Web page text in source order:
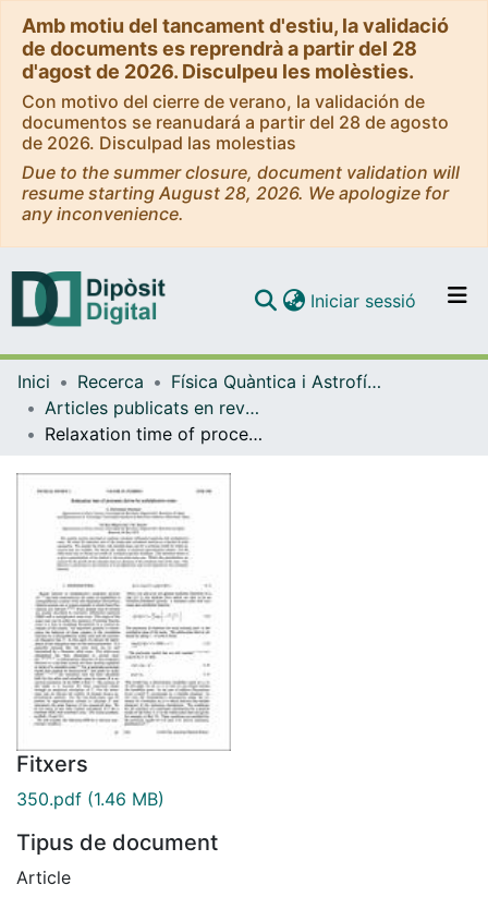
Amb motiu del tancament d'estiu, la validació
de documents es reprendrà a partir del 28
d'agost de 2026. Disculpeu les molèsties.
Con motivo del cierre de verano, la validación de
documentos se reanudará a partir del 28 de agosto
de 2026. Disculpad las molestias
Due to the summer closure, document validation will
resume starting August 28, 2026. We apologize for
any inconvenience.
Navega per tot el DD
Contacte
Iniciar sessió (current)
Inici Recerca
Física Quàntica i Astrofísica
Articles publicats en revistes (Física Quàntica i Astrofísica)
Relaxation time of processes driven by multiplicative noise
Fitxers
350.pdf (1.46 MB)
Tipus de document
Article